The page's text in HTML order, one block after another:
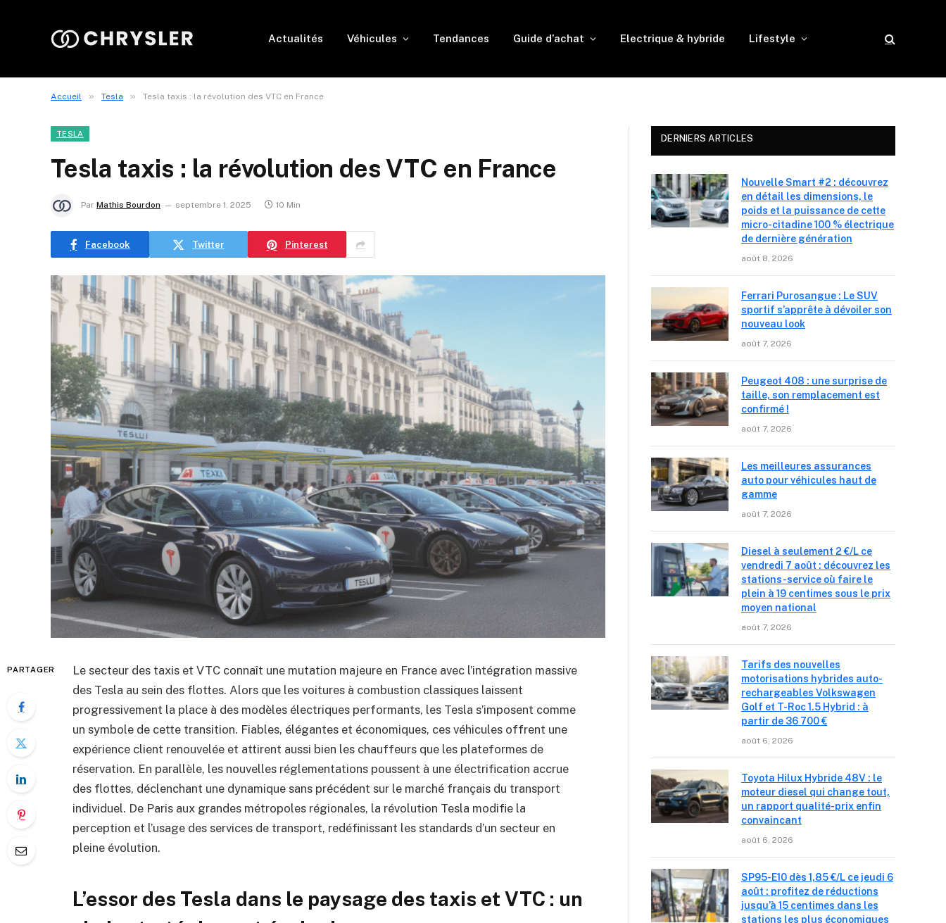
Actualités Véhicules Tendances Guide d’achat Electrique & hybride Lifestyle
Accueil » Tesla » Tesla taxis : la révolution des VTC en France
TESLA
Tesla taxis : la révolution des VTC en France
Par Mathis Bourdon septembre 1, 2025 10 Min
Facebook Twitter Pinterest
PARTAGER
Le secteur des taxis et VTC connaît une mutation majeure en France avec l’intégration massive
des Tesla au sein des flottes. Alors que les voitures à combustion classiques laissent
progressivement la place à des modèles électriques performants, les Tesla s’imposent comme
un symbole de cette transition. Fiables, élégantes et économiques, ces véhicules offrent une
expérience client renouvelée et attirent aussi bien les chauffeurs que les plateformes de
réservation. En parallèle, les nouvelles réglementations poussent à une électrification accrue
des flottes, déclenchant une dynamique sans précédent sur le marché français du transport
individuel. De Paris aux grandes métropoles régionales, la révolution Tesla modifie la
perception et l’usage des services de transport, redéfinissant les standards d’un secteur en
pleine évolution.
L’essor des Tesla dans le paysage des taxis et VTC : un
DERNIERS ARTICLES
Nouvelle Smart #2 : découvrez
en détail les dimensions, le
poids et la puissance de cette
micro-citadine 100 % électrique
de dernière génération
août 8, 2026
Ferrari Purosangue : Le SUV
sportif s’apprête à dévoiler son
nouveau look
août 7, 2026
Peugeot 408 : une surprise de
taille, son remplacement est
confirmé !
août 7, 2026
Les meilleures assurances
auto pour véhicules haut de
gamme
août 7, 2026
Diesel à seulement 2 €/L ce
vendredi 7 août : découvrez les
stations-service où faire le
plein à 19 centimes sous le prix
moyen national
août 7, 2026
Tarifs des nouvelles
motorisations hybrides auto-
rechargeables Volkswagen
Golf et T-Roc 1.5 Hybrid : à
partir de 36 700 €
août 6, 2026
Toyota Hilux Hybride 48V : le
moteur diesel qui change tout,
un rapport qualité-prix enfin
convaincant
août 6, 2026
SP95-E10 dès 1,85 €/L ce jeudi 6
août : profitez de réductions
jusqu’à 15 centimes dans les
stations les plus économiques